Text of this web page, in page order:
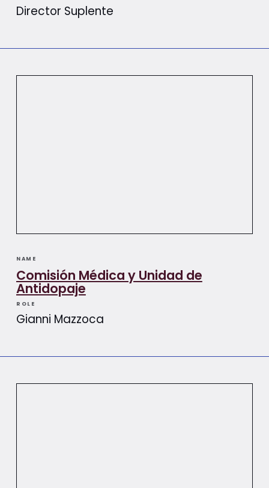
Director Suplente
NAME
Comisión Médica y Unidad de
Antidopaje
ROLE
Gianni Mazzoca